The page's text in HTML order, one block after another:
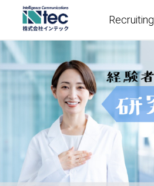
Recruiting